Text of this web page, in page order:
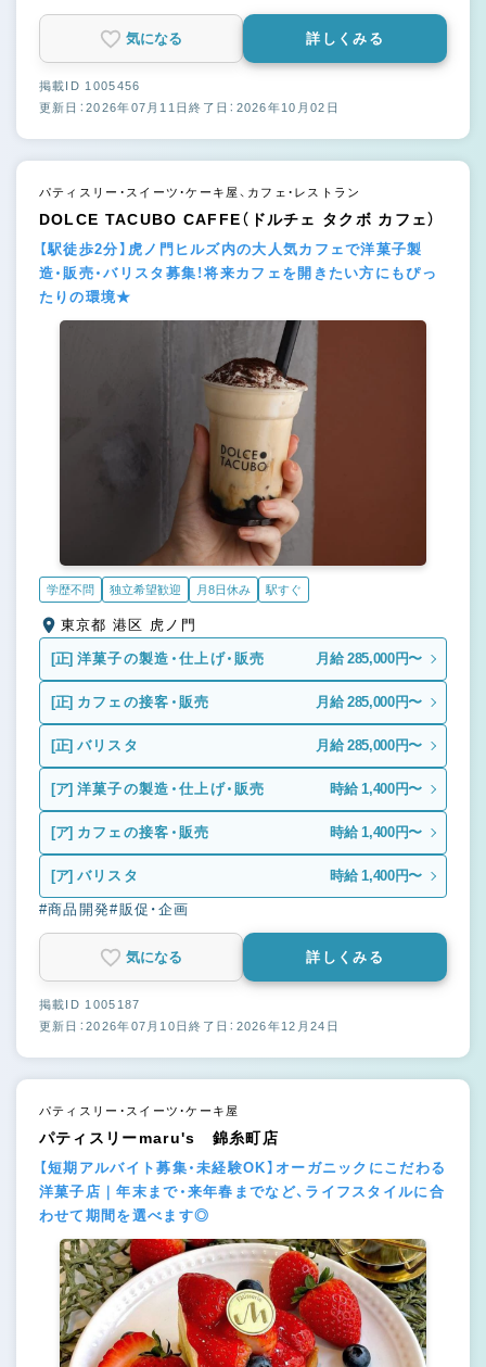
気になる 詳しくみる
掲載ID 1005456
更新日：2026年07月11日終了日：2026年10月02日
パティスリー・スイーツ・ケーキ屋、カフェ・レストラン
DOLCE TACUBO CAFFE（ドルチェ タクボ カフェ）
【駅徒歩2分】虎ノ門ヒルズ内の大人気カフェで洋菓子製
造・販売・バリスタ募集！将来カフェを開きたい方にもぴっ
たりの環境★
学歴不問 独立希望歓迎 月8日休み 駅すぐ
東京都 港区 虎ノ門
[正] 洋菓子の製造・仕上げ・販売 月給 285,000円〜
[正] カフェの接客・販売 月給 285,000円〜
[正] バリスタ 月給 285,000円〜
[ア] 洋菓子の製造・仕上げ・販売 時給 1,400円〜
[ア] カフェの接客・販売 時給 1,400円〜
[ア] バリスタ 時給 1,400円〜
#商品開発#販促・企画
気になる 詳しくみる
掲載ID 1005187
更新日：2026年07月10日終了日：2026年12月24日
パティスリー・スイーツ・ケーキ屋
パティスリーmaru's 錦糸町店
【短期アルバイト募集・未経験OK】オーガニックにこだわる
洋菓子店｜年末まで・来年春までなど、ライフスタイルに合
わせて期間を選べます◎